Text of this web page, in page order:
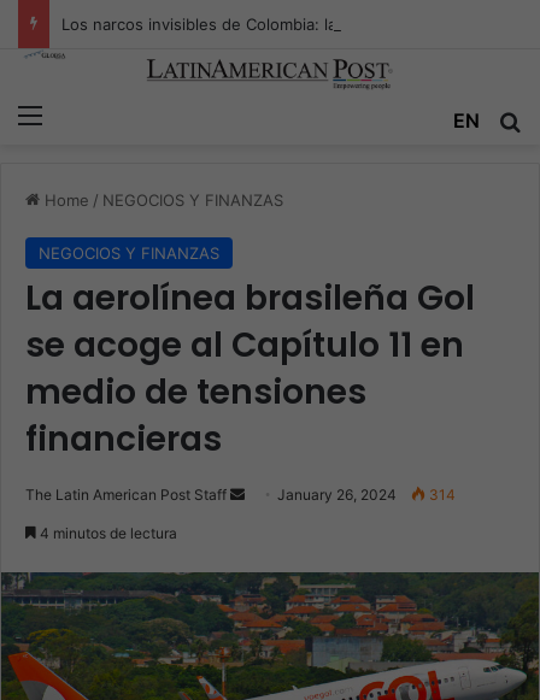
Menu EN
Home / NEGOCIOS Y FINANZAS
NEGOCIOS Y FINANZAS
La aerolínea brasileña Gol
se acoge al Capítulo 11 en
medio de tensiones
financieras
The Latin American Post Staff
SendJanuary 26, 2024 314
4 minutos de lectura